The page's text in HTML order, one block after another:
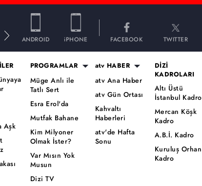
ANDROID iPHONE FACEBOOK TWITTER
Aşk
PROGRAMLAR
Müge Anlı ile
Tatlı Sert
Esra Erol'da
Mutfak Bahane
Kim Milyoner
Olmak İster?
Var Mısın Yok
Musun
Dizi TV
atv HABER
atv Ana Haber
atv Gün Ortası
Kahvaltı
Haberleri
atv'de Hafta
Sonu
DİZİ
KADROLARI
Altı Üstü
İstanbul Kadro
Mercan Köşk
Kadro
A.B.İ. Kadro
Kuruluş Orhan
Kadro